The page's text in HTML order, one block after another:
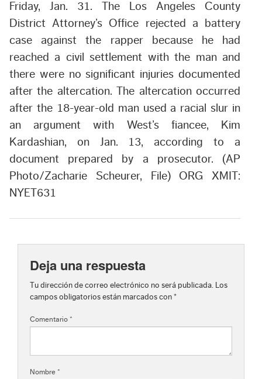
Friday, Jan. 31. The Los Angeles County
District Attorney’s Office rejected a battery
case against the rapper because he had
reached a civil settlement with the man and
there were no significant injuries documented
after the altercation. The altercation occurred
after the 18-year-old man used a racial slur in
an argument with West’s fiancee, Kim
Kardashian, on Jan. 13, according to a
document prepared by a prosecutor. (AP
Photo/Zacharie Scheurer, File) ORG XMIT:
NYET631
Deja una respuesta
Tu dirección de correo electrónico no será publicada.
Los
campos obligatorios están marcados con *
Comentario *
Nombre *